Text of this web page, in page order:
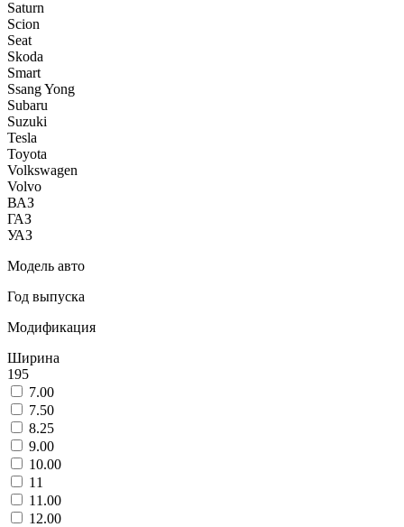
Saturn
Scion
Seat
Skoda
Smart
Ssang Yong
Subaru
Suzuki
Tesla
Toyota
Volkswagen
Volvo
ВАЗ
ГАЗ
УАЗ
Модель авто
Год выпуска
Модификация
Ширина
195
7.00
7.50
8.25
9.00
10.00
11
11.00
12.00